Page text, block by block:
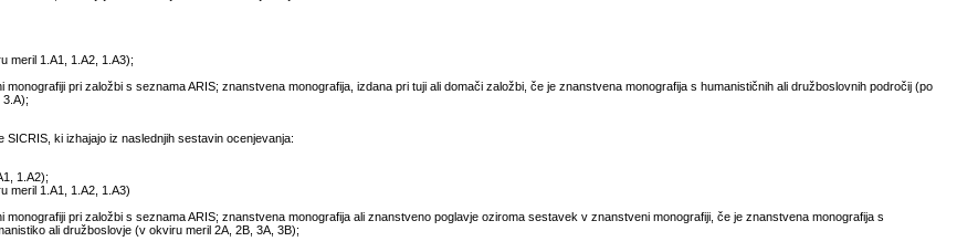
meril 1.A1, 1.A2, 1.A3);
pri založbi s seznama ARIS; znanstvena monografija, izdana pri tuji ali domači založbi, če je znanstvena monografija s humanističnih ali družboslovnih področij (po
ki izhajajo iz naslednjih sestavin ocenjevanja:
1.A2);
meril 1.A1, 1.A2, 1.A3)
pri založbi s seznama ARIS; znanstvena monografija ali znanstveno poglavje oziroma sestavek v znanstveni monografiji, če je znanstvena monografija s
ali družboslovje (v okviru meril 2A, 2B, 3A, 3B);